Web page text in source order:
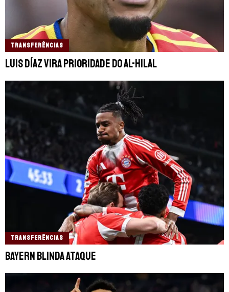
TRANSFERÊNCIAS
Luis Díaz vira prioridade do Al-Hilal
TRANSFERÊNCIAS
Bayern blinda ataque